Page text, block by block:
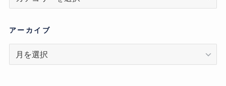
リ
アーカイブ
ア